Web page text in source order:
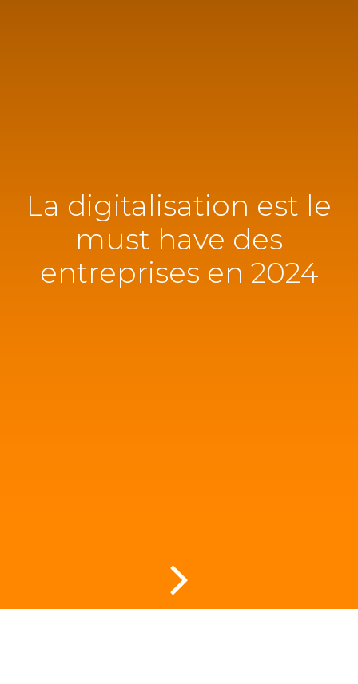
La digitalisation est le
must have des
entreprises en 2024